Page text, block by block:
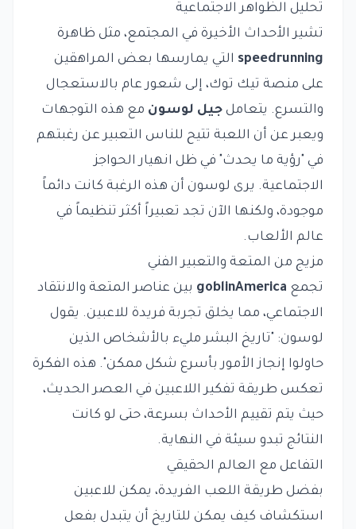
تحليل الظواهر الاجتماعية
تشير الأحداث الأخيرة في المجتمع، مثل ظاهرة
speedrunning التي يمارسها بعض المراهقين
على منصة تيك توك، إلى شعور عام بالاستعجال
والتسرع. يتعامل جيل لوسون مع هذه التوجهات
ويعبر عن أن اللعبة تتيح للناس التعبير عن رغبتهم
في "رؤية ما يحدث" في ظل انهيار الحواجز
الاجتماعية. يرى لوسون أن هذه الرغبة كانت دائماً
موجودة، ولكنها الآن تجد تعبيراً أكثر تنظيماً في
عالم الألعاب.
مزيج من المتعة والتعبير الفني
تجمع goblinAmerica بين عناصر المتعة والانتقاد
الاجتماعي، مما يخلق تجربة فريدة للاعبين. يقول
لوسون: "تاريخ البشر مليء بالأشخاص الذين
حاولوا إنجاز الأمور بأسرع شكل ممكن". هذه الفكرة
تعكس طريقة تفكير اللاعبين في العصر الحديث،
حيث يتم تقييم الأحداث بسرعة، حتى لو كانت
النتائج تبدو سيئة في النهاية.
التفاعل مع العالم الحقيقي
بفضل طريقة اللعب الفريدة، يمكن للاعبين
استكشاف كيف يمكن للتاريخ أن يتبدل بفعل